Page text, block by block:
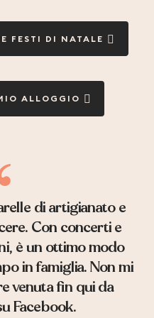
FESTI DI NATALE
ALLOGGIO
di artigianato e
Con concerti e
è un ottimo modo
in famiglia. Non mi
venuta fin qui da
Facebook.